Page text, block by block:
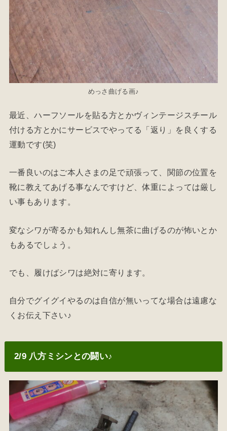
めっさ曲げる画♪
最近、ハーフソールを貼る方とかヴィンテージスチール
付ける方とかにサービスでやってる「返り」を良くする
運動です(笑)
一番良いのはご本人さまの足で頑張って、関節の位置を
靴に教えてあげる事なんですけど、体重によっては厳し
い事もあります。
変なシワが寄るかも知れんし無茶に曲げるのが怖いとか
もあるでしょう。
でも、履けばシワは絶対に寄ります。
自分でグイグイやるのは自信が無いってな場合は遠慮な
くお伝え下さい♪
2/9 八方ミシンとの闘い♪